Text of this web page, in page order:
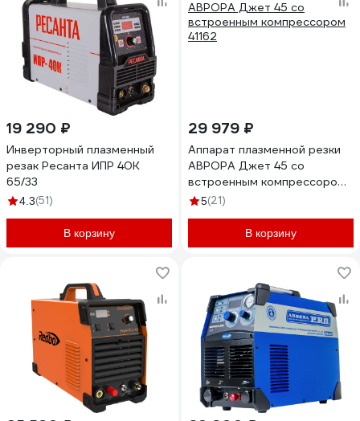
19 290 ₽
Инверторный плазменный
резак Ресанта ИПР 40К
65/33
4.3(51)
В корзину
29 979 ₽
Аппарат плазменной резки
АВРОРА Джет 45 со
встроенным компрессором
41162
5(21)
В корзину